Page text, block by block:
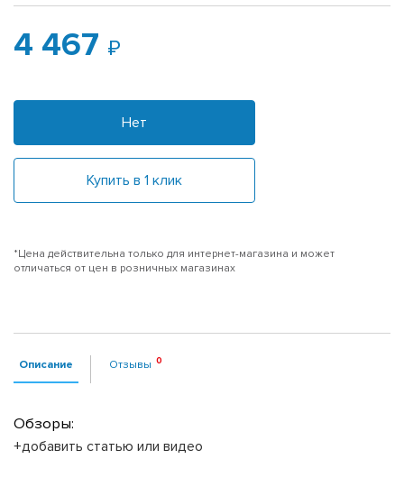
4 467
Нет
Купить в 1 клик
*Цена действительна только для интернет-магазина и может
отличаться от цен в розничных магазинах
Описание Отзывы
Обзоры:
+добавить статью или видео